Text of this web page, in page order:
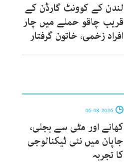
لندن کے کوونٹ گارڈن کے
قریب چاقو حملے میں چار
افراد زخمی، خاتون گرفتار
کھانے اور مٹی سے بجلی،
جاپان میں نئی ٹیکنالوجی
کا تجربہ